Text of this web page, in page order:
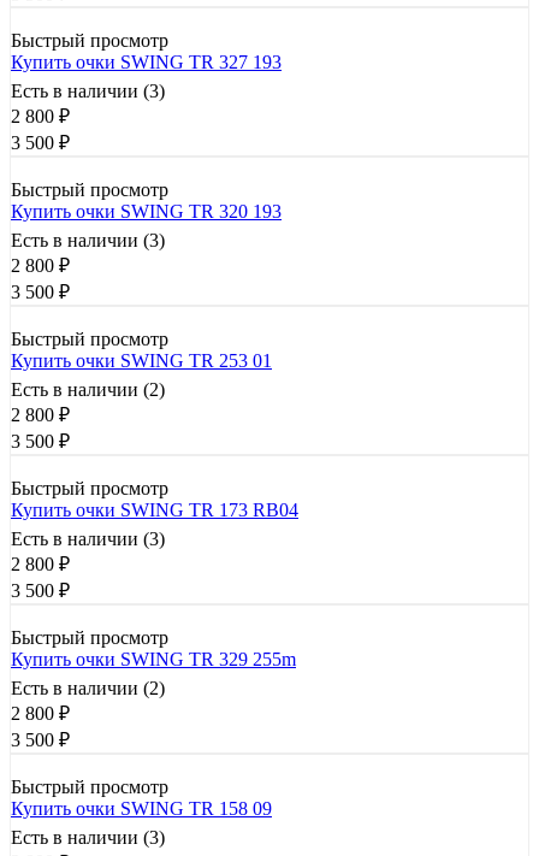
Быстрый просмотр
Купить очки SWING TR 327 193
Есть в наличии (3)
2 800 ₽
3 500 ₽
Быстрый просмотр
Купить очки SWING TR 320 193
Есть в наличии (3)
2 800 ₽
3 500 ₽
Быстрый просмотр
Купить очки SWING TR 253 01
Есть в наличии (2)
2 800 ₽
3 500 ₽
Быстрый просмотр
Купить очки SWING TR 173 RB04
Есть в наличии (3)
2 800 ₽
3 500 ₽
Быстрый просмотр
Купить очки SWING TR 329 255m
Есть в наличии (2)
2 800 ₽
3 500 ₽
Быстрый просмотр
Купить очки SWING TR 158 09
Есть в наличии (3)